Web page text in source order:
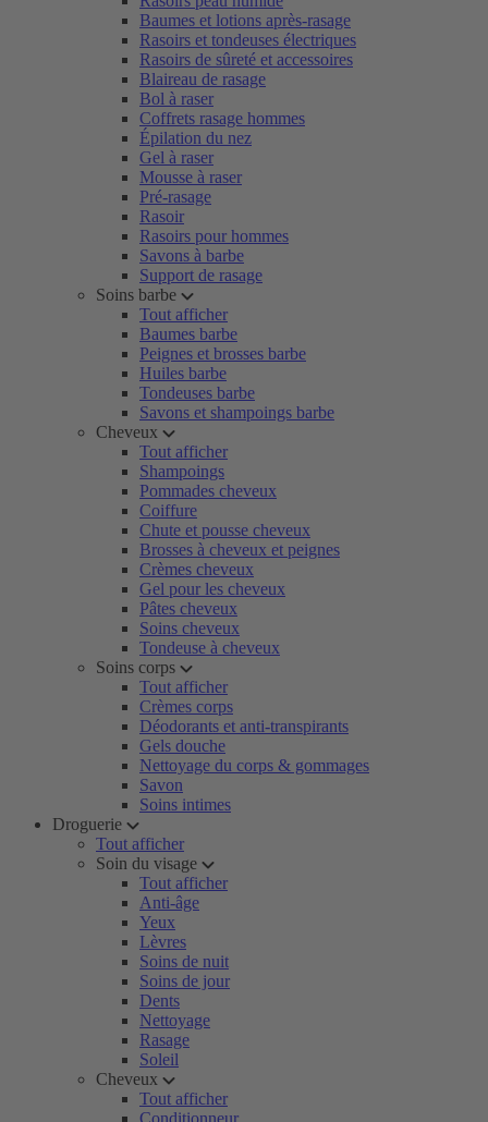
Baumes et lotions après-rasage
Rasoirs et tondeuses électriques
Rasoirs de sûreté et accessoires
Blaireau de rasage
Bol à raser
Coffrets rasage hommes
Épilation du nez
Gel à raser
Mousse à raser
Pré-rasage
Rasoir
Rasoirs pour hommes
Savons à barbe
Support de rasage
Soins barbe
Tout afficher
Baumes barbe
Peignes et brosses barbe
Huiles barbe
Tondeuses barbe
Savons et shampoings barbe
Cheveux
Tout afficher
Shampoings
Pommades cheveux
Coiffure
Chute et pousse cheveux
Brosses à cheveux et peignes
Crèmes cheveux
Gel pour les cheveux
Pâtes cheveux
Soins cheveux
Tondeuse à cheveux
Soins corps
Tout afficher
Crèmes corps
Déodorants et anti-transpirants
Gels douche
Nettoyage du corps & gommages
Savon
Soins intimes
Droguerie
Tout afficher
Soin du visage
Tout afficher
Anti-âge
Yeux
Lèvres
Soins de nuit
Soins de jour
Dents
Nettoyage
Rasage
Soleil
Cheveux
Tout afficher
Conditionneur